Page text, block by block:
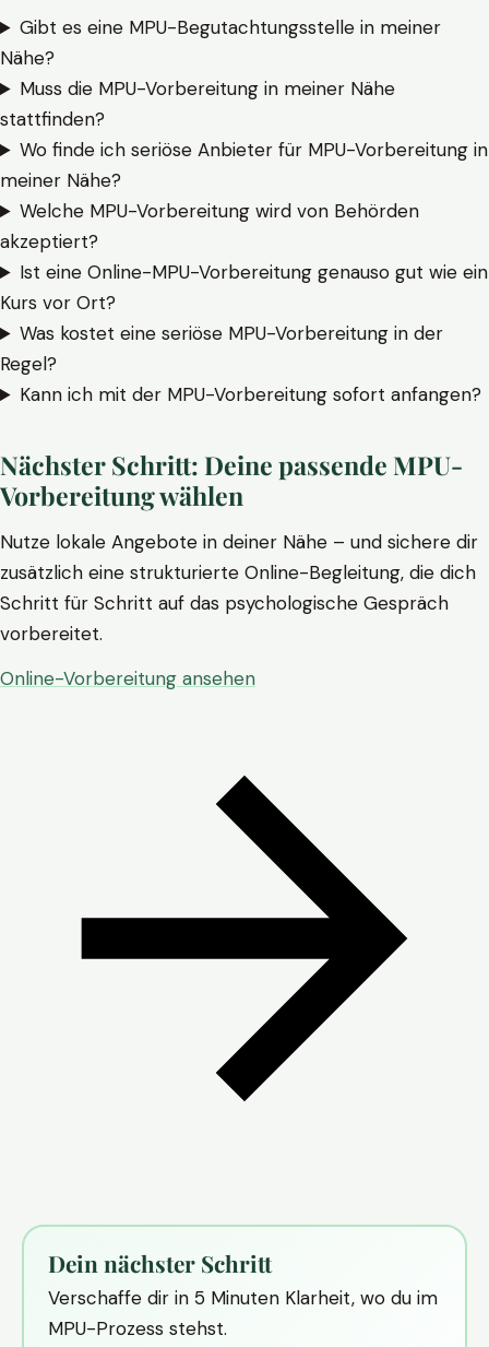
Gibt es eine MPU-Begutachtungsstelle in meiner
Nähe?
Muss die MPU-Vorbereitung in meiner Nähe
stattfinden?
Wo finde ich seriöse Anbieter für MPU-Vorbereitung in
meiner Nähe?
Welche MPU-Vorbereitung wird von Behörden
akzeptiert?
Ist eine Online-MPU-Vorbereitung genauso gut wie ein
Kurs vor Ort?
Was kostet eine seriöse MPU-Vorbereitung in der
Regel?
Kann ich mit der MPU-Vorbereitung sofort anfangen?
Nächster Schritt: Deine passende MPU-
Vorbereitung wählen
Nutze lokale Angebote in deiner Nähe – und sichere dir
zusätzlich eine strukturierte Online-Begleitung, die dich
Schritt für Schritt auf das psychologische Gespräch
vorbereitet.
Online-Vorbereitung ansehen
Dein nächster Schritt
Verschaffe dir in 5 Minuten Klarheit, wo du im
MPU-Prozess stehst.